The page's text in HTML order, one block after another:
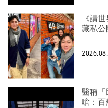
《請
藏私
醫稱
嗆：